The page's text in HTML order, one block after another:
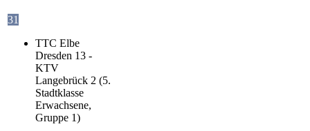
31
TTC Elbe
Dresden 13 -
KTV
Langebrück 2 (5.
Stadtklasse
Erwachsene,
Gruppe 1)